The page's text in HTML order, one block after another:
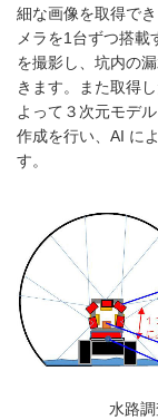
細な画像を取得で
メラを1 台ずつ搭載
を撮影し、坑内の
きます。また取得
よって３次元モデ
作成を行い、 AI に
す。
水路